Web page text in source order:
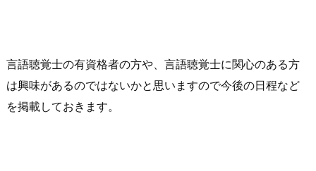
言語聴覚士の有資格者の方や、言語聴覚士に関心のある方
は興味があるのではないかと思いますので今後の日程など
を掲載しておきます。